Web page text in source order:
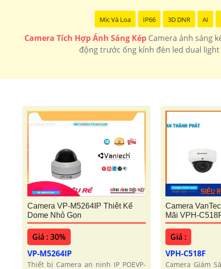
Mic Và Loa IP66 3D DNR AI
Camera Tích Hợp Ánh Sáng KépCamera ánh sáng
động trước ống kính đèn led dual
Camera VP-M5264IP Thiêt Kế
Dome Nhỏ Gọn
Giá : 30%
VP-M5264IP
Thiết bị Camera an ninh IP POEVP-
Camera
Mãi VPH-
Giá :
VPH-C518F
Camera Giám